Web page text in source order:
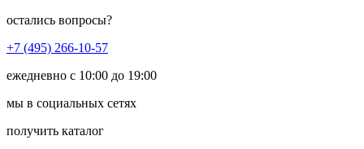
остались вопросы?
+7 (495) 266-10-57
ежедневно с 10:00 до 19:00
мы в социальных сетях
получить каталог